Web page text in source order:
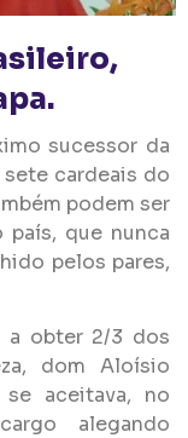
sucessor da
cardeais do
podem ser
país, que nunca
pelos pares,
a obter 2/3 dos
dom Aloísio
aceitava, no
alegando